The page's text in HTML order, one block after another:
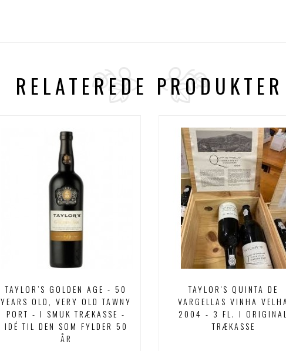
RELATEREDE PRODUKTER
TAYLOR’S GOLDEN AGE - 50
YEARS OLD, VERY OLD TAWNY
PORT - I SMUK TRÆKASSE -
IDÉ TIL DEN SOM FYLDER 50
ÅR
TAYLOR'S QUINTA DE
VARGELLAS VINHA VELHA
2004 - 3 FL. I ORIGINAL
TRÆKASSE